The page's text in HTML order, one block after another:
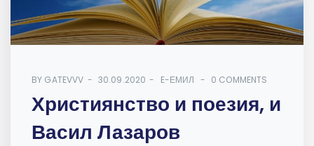
BY GATEVVV 30.09.2020 E-ЕМИЛ 0 COMMENTS
Християнство и поезия, и
Васил Лазаров